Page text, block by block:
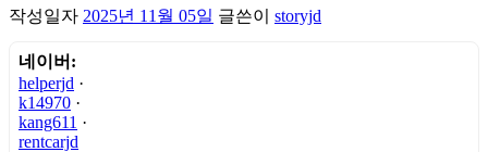
작성일자 2025년 11월 05일 글쓴이 storyjd
네이버:
helperjd ·
k14970 ·
kang611 ·
rentcarjd